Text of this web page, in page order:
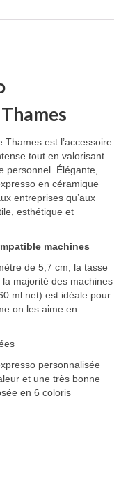
est l’accessoire
tout en valorisant
personnel. Élégante,
en céramique
entreprises qu’aux
esthétique et
machines
de 5,7 cm, la tasse
majorité des machines
ml net) est idéale pour
on les aime en
personnalisée
et une très bonne
en 6 coloris